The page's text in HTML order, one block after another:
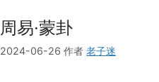
周易·蒙卦
2024-06-26 作者 老子迷